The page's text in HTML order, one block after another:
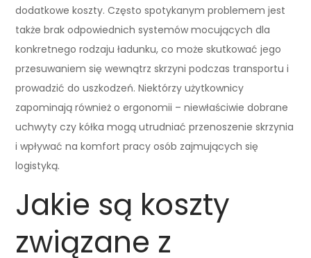
dodatkowe koszty. Często spotykanym problemem jest
także brak odpowiednich systemów mocujących dla
konkretnego rodzaju ładunku, co może skutkować jego
przesuwaniem się wewnątrz skrzyni podczas transportu i
prowadzić do uszkodzeń. Niektórzy użytkownicy
zapominają również o ergonomii – niewłaściwie dobrane
uchwyty czy kółka mogą utrudniać przenoszenie skrzynia
i wpływać na komfort pracy osób zajmujących się
logistyką.
Jakie są koszty
związane z